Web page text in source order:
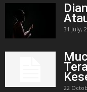
31 July,
22